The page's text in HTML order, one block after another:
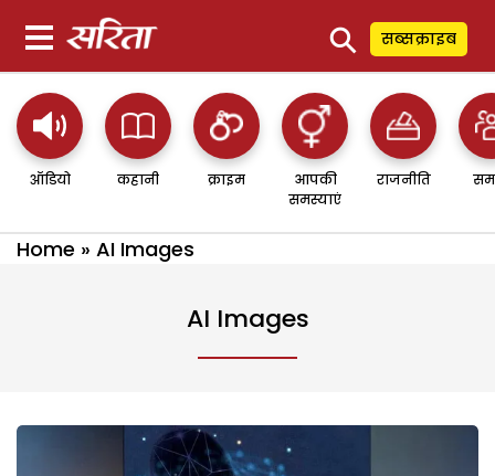
⚲ सब्सक्राइब
ऑडियो कहानी क्राइम
आपकी
समस्याएं
राजनीति
Home » AI Images
AI Images